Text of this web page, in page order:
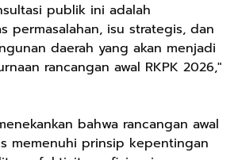
publik ini adalah
permasalahan, isu strategis, dan
daerah yang akan menjadi
rancangan awal RKPK 2026,"
bahwa rancangan awal
memenuhi prinsip kepentingan